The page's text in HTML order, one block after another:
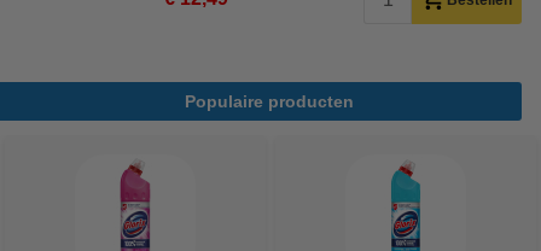
Populaire producten